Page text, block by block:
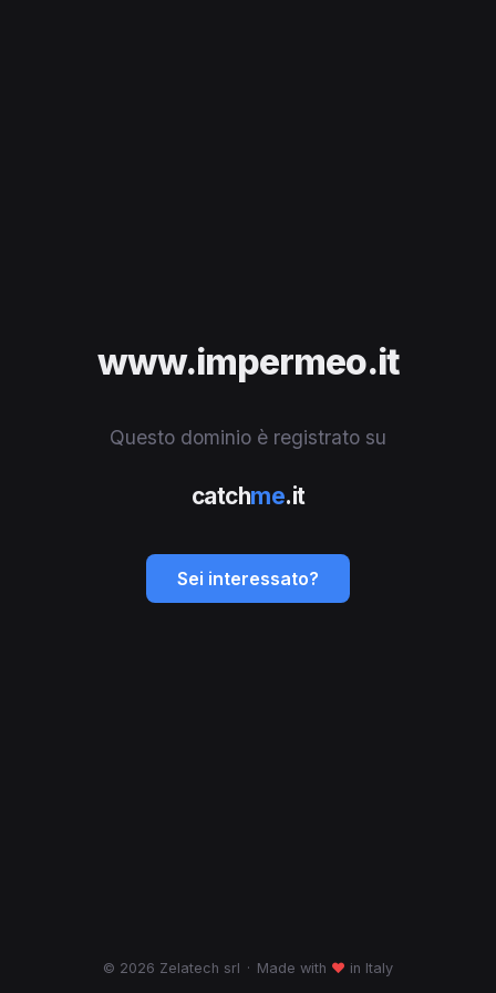
www.impermeo.it
Questo dominio è registrato su
catchme.it
Sei interessato?
© 2026 Zelatech srl · Made with ♥ in Italy